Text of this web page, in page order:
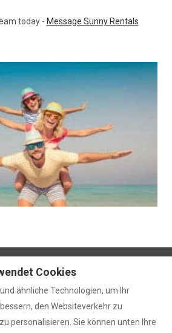
today - Message Sunny Rentals
Ihrer Immobilie
Cookies
ähnliche Technologien, um Ihr
den Websiteverkehr zu
personalisieren. Sie können unten Ihre